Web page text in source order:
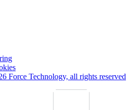
Force Technology, all rights reserved